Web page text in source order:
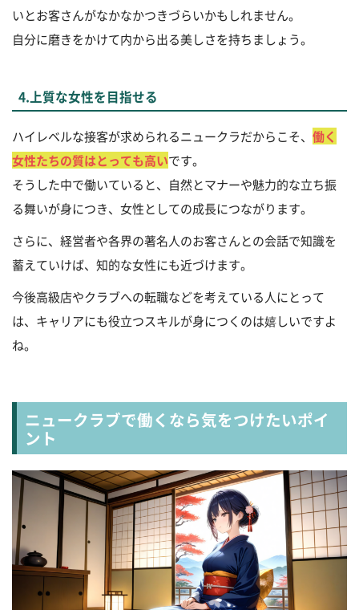
いとお客さんがなかなかつきづらいかもしれません。
自分に磨きをかけて内から出る美しさを持ちましょう。
4.上質な女性を目指せる
ハイレベルな接客が求められるニュークラだからこそ、 働く
女性たちの質はとっても高いです。
そうした中で働いていると、自然とマナーや魅力的な立ち振
る舞いが身につき、女性としての成長につながります。
さらに、経営者や各界の著名人のお客さんとの会話で知識を
蓄えていけば、知的な女性にも近づけます。
今後高級店やクラブへの転職などを考えている人にとって
は、キャリアにも役立つスキルが身につくのは嬉しいですよ
ね。
ニュークラブで働くなら気をつけたいポイ
ント